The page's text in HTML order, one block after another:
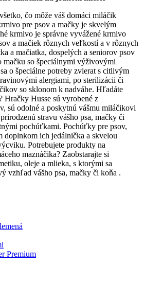
čo môže váš domáci miláčik
pre psov a mačky je skvelým
krmivo je správne vyvážené krmivo
a mačiek rôznych veľkostí a v rôznych
a mačiatka, dospelých a seniorov psov
mačku so špeciálnymi výživovými
o špeciálne potreby zvierat s citlivým
alergiami, po sterilizácii či
so sklonom k nadváhe. Hľadáte
Hračky Husse sú vyrobené z
sú odolné a poskytnú vášmu miláčikovi
stravu vášho psa, mačky či
pochúťkami. Pochúťky pre psov,
doplnkom ich jedálnička a skvelou
Potrebujete produkty na
maznáčika? Zaobstarajte si
oleje a mlieka, s ktorými sa
vzhľad vášho psa, mačky či koňa .
Premium